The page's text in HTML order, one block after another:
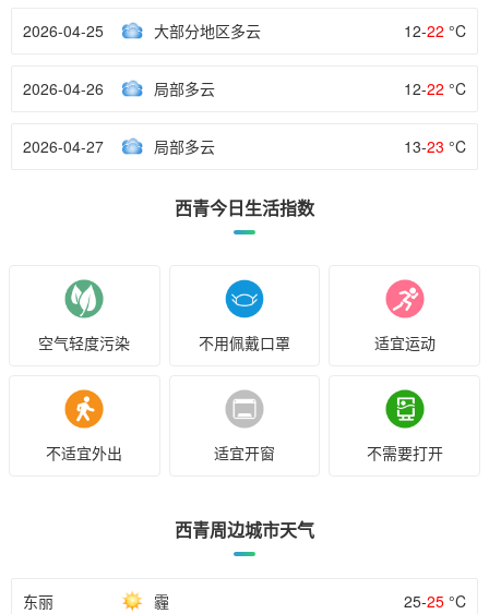
2026-04-25 大部分地区多云 12-22 °C
2026-04-26 局部多云 12-22 °C
2026-04-27 局部多云 13-23 °C
西青今日生活指数
空气轻度污染 不用佩戴口罩 适宜运动
不适宜外出 适宜开窗 不需要打开
西青周边城市天气
东丽 霾 25-25 °C